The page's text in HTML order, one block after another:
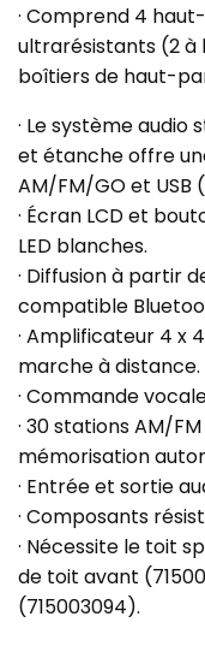
· Comprend 4
ultrarésistants (2 à
boîtiers de haut-
· Le système
et étanche offre
AM/FM/GO et USB
· Écran LCD et
LED blanches.
· Diffusion à partir
compatible
· Amplificateur 4 x
marche à distance.
· Commande
· 30 stations AM/
mémorisation
· Entrée et sortie
· Composants
· Nécessite le toit
de toit avant
(715003094).